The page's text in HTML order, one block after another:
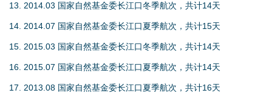
13. 2014.03 国家自然基金委长江口冬季航次，共计14天
14. 2014.07 国家自然基金委长江口夏季航次，共计15天
15. 2015.03 国家自然基金委长江口冬季航次，共计14天
16. 2015.07 国家自然基金委长江口夏季航次，共计14天
17. 2013.08 国家自然基金委长江口夏季航次，共计16天